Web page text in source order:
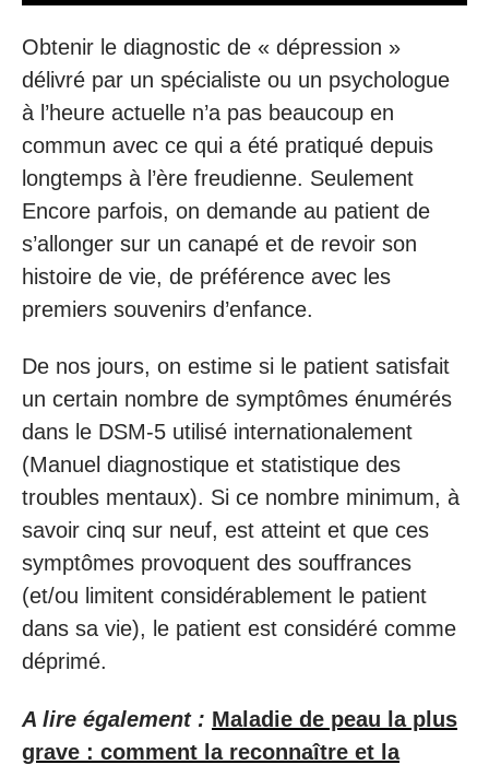
Obtenir le diagnostic de « dépression »
délivré par un spécialiste ou un psychologue
à l’heure actuelle n’a pas beaucoup en
commun avec ce qui a été pratiqué depuis
longtemps à l’ère freudienne. Seulement
Encore parfois, on demande au patient de
s’allonger sur un canapé et de revoir son
histoire de vie, de préférence avec les
premiers souvenirs d’enfance.
De nos jours, on estime si le patient satisfait
un certain nombre de symptômes énumérés
dans le DSM-5 utilisé internationalement
(Manuel diagnostique et statistique des
troubles mentaux). Si ce nombre minimum, à
savoir cinq sur neuf, est atteint et que ces
symptômes provoquent des souffrances
(et/ou limitent considérablement le patient
dans sa vie), le patient est considéré comme
déprimé.
A lire également : Maladie de peau la plus
grave : comment la reconnaître et la